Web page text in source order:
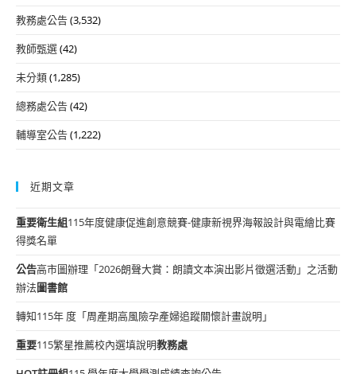
教務處公告(3,532)
教師甄選(42)
未分類(1,285)
總務處公告(42)
輔導室公告(1,222)
近期文章
重要衛生組115年度健康促進創意競賽-健康新視界海報設計與電繪比賽
得獎名單
公告高市圖辦理「2026朗聲大賞：朗讀文本演出影片徵選活動」之活動
辦法圖書館
轉知115年 度「周產期高風險孕產婦追蹤關懷計畫說明」
重要115繁星推薦校內選填說明教務處